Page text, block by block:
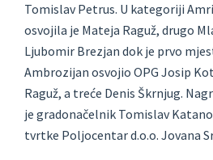
Tomislav Petrus. U kategoriji
osvojila je Mateja Raguž, drugo
Ljubomir Brezjan dok je prvo
Ambrozijan osvojio OPG Josip
Raguž, a treće Denis Škrnjug.
je gradonačelnik Tomislav
tvrtke Poljocentar d.o.o. Jovana